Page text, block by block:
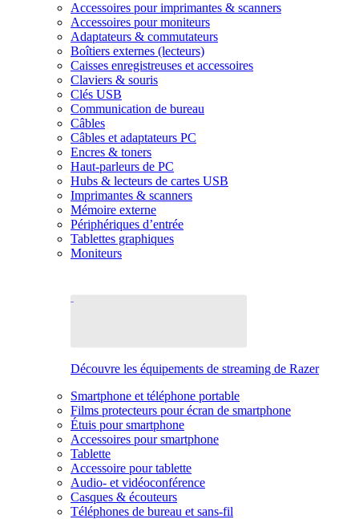
Accessoires pour imprimantes & scanners
Accessoires pour moniteurs
Adaptateurs & commutateurs
Boîtiers externes (lecteurs)
Caisses enregistreuses et accessoires
Claviers & souris
Clés USB
Communication de bureau
Câbles
Câbles et adaptateurs PC
Encres & toners
Haut-parleurs de PC
Hubs & lecteurs de cartes USB
Imprimantes & scanners
Mémoire externe
Périphériques d’entrée
Tablettes graphiques
Moniteurs
Découvre les équipements de streaming de Razer
Smartphone et téléphone portable
Films protecteurs pour écran de smartphone
Étuis pour smartphone
Accessoires pour smartphone
Tablette
Accessoire pour tablette
Audio- et vidéoconférence
Casques & écouteurs
Téléphones de bureau et sans-fil